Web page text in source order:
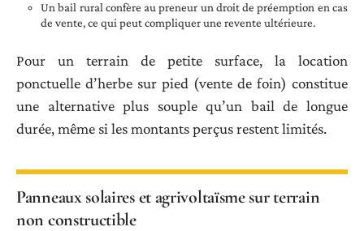
Un bail rural confère au preneur un droit de préemption en cas
de vente, ce qui peut compliquer une revente ultérieure.
Pour un terrain de petite surface, la location
ponctuelle d’herbe sur pied (vente de foin) constitue
une alternative plus souple qu’un bail de longue
durée, même si les montants perçus restent limités.
Panneaux solaires et agrivoltaïsme sur terrain
non constructible